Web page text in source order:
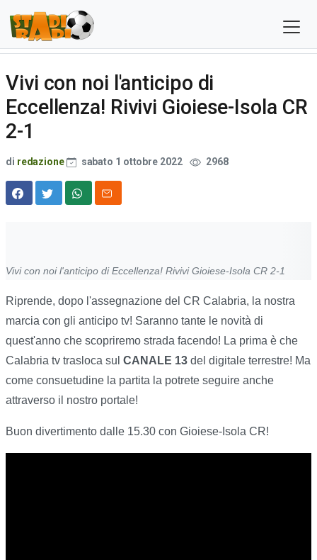
Vivi con noi l'anticipo di
Eccellenza! Rivivi Gioiese-Isola CR
2-1
di redazione sabato 1 ottobre 2022 2968
Vivi con noi l'anticipo di Eccellenza! Rivivi Gioiese-Isola CR 2-1
Riprende, dopo l'assegnazione del CR Calabria, la nostra
marcia con gli anticipo tv! Saranno tante le novità di
quest'anno che scopriremo strada facendo! La prima è che
Calabria tv trasloca sul CANALE 13 del digitale terrestre! Ma
come consuetudine la partita la potrete seguire anche
attraverso il nostro portale!
Buon divertimento dalle 15.30 con Gioiese-Isola CR!